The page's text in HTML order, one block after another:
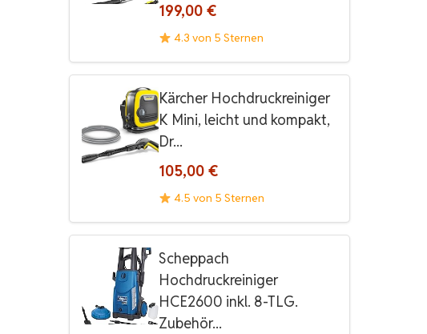
199,00 €
4.3 von 5 Sternen
Kärcher Hochdruckreiniger
K Mini, leicht und kompakt,
Dr...
105,00 €
4.5 von 5 Sternen
Scheppach
Hochdruckreiniger
HCE2600 inkl. 8-TLG.
Zubehör...